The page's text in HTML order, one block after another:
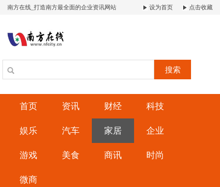
南方在线_打造南方最全面的企业资讯网站 设为首页 点击收藏
搜索
首页 资讯 财经 科技
娱乐 汽车 家居 企业
游戏 美食 商讯 时尚
微商